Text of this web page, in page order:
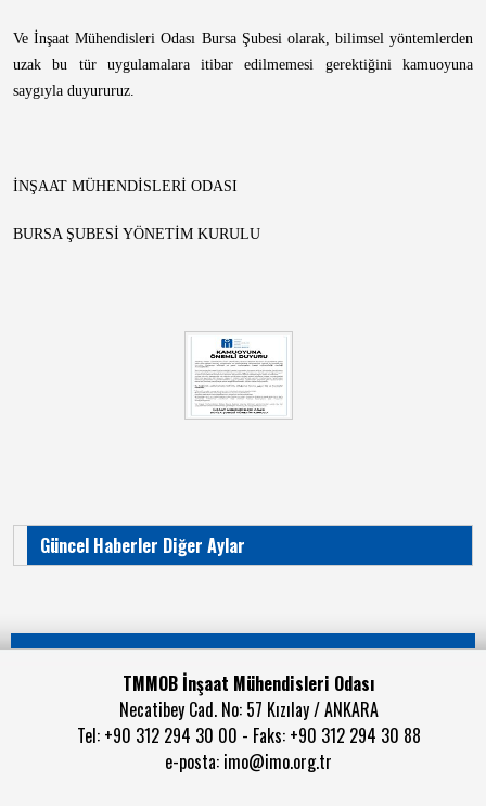
Ve İnşaat Mühendisleri Odası Bursa Şubesi olarak, bilimsel yöntemlerden
uzak bu tür uygulamalara itibar edilmemesi gerektiğini kamuoyuna
saygıyla duyururuz.
İNŞAAT MÜHENDİSLERİ ODASI
BURSA ŞUBESİ YÖNETİM KURULU
Güncel Haberler Diğer Aylar
TMMOB İnşaat Mühendisleri Odası
Necatibey Cad. No: 57 Kızılay / ANKARA
Tel: +90 312 294 30 00 - Faks: +90 312 294 30 88
e-posta: imo@imo.org.tr